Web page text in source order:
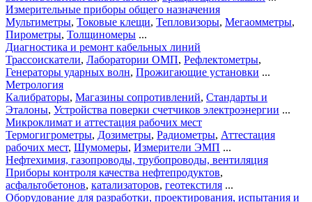
Измерительные приборы общего назначения
Мультиметры, Токовые клещи, Тепловизоры, Мегаомметры,
Пирометры, Толщиномеры ...
Диагностика и ремонт кабельных линий
Трассоискатели, Лаборатории ОМП, Рефлектометры,
Генераторы ударных волн, Прожигающие установки ...
Метрология
Калибраторы, Магазины сопротивлений, Стандарты и
Эталоны, Устройства поверки счетчиков электроэнергии ...
Микроклимат и аттестация рабочих мест
Термогигрометры, Дозиметры, Радиометры, Аттестация
рабочих мест, Шумомеры, Измерители ЭМП ...
Нефтехимия, газопроводы, трубопроводы, вентиляция
Приборы контроля качества нефтепродуктов,
асфальтобетонов, катализаторов, геотекстиля ...
Оборудование для разработки, проектирования, испытания и